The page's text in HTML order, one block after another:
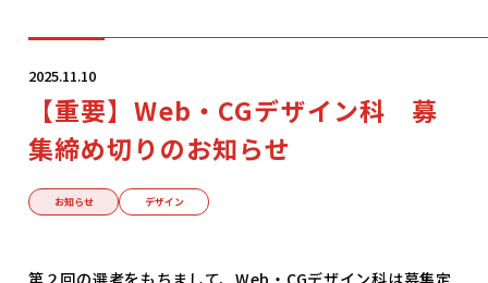
学科・コース
学校案内
入学案内
就職サポート
2025.11.10
【重要】Web・CGデザイン科 募
集締め切りのお知らせ
お知らせ デザイン
第２回の選考をもちまして、Web・CGデザイン科は募集定